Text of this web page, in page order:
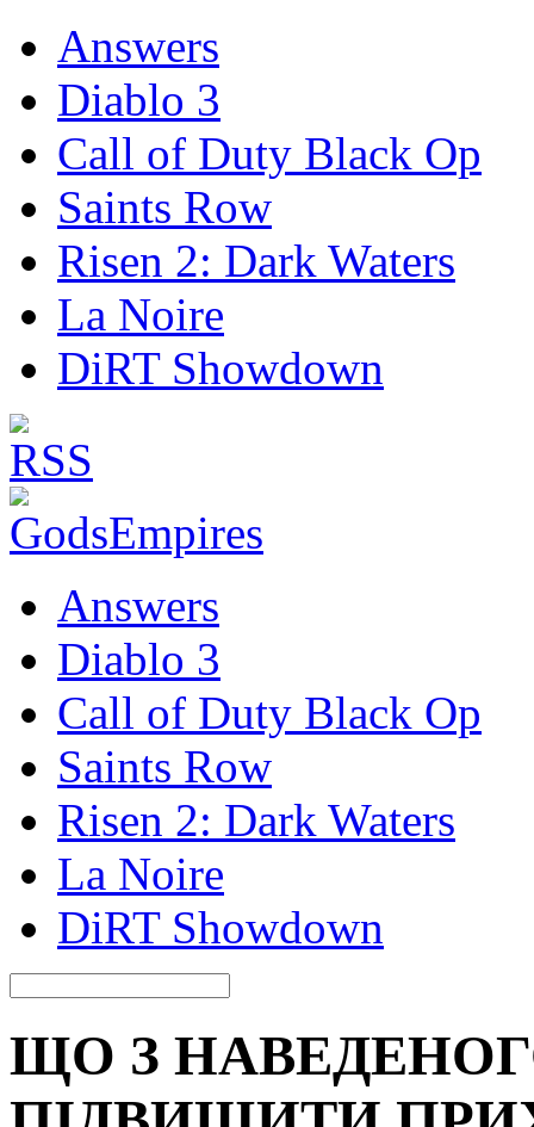
Answers
Diablo 3
Call of Duty Black Op
Saints Row
Risen 2: Dark Waters
La Noire
DiRT Showdown
Answers
Diablo 3
Call of Duty Black Op
Saints Row
Risen 2: Dark Waters
La Noire
DiRT Showdown
ЩО З